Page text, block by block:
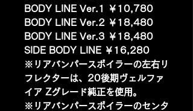
BODY LINE Ver.1 ￥10,780
BODY LINE Ver.2 ￥18,480
BODY LINE Ver.3 ￥18,480
SIDE BODY LINE ￥16,280
※リアバンパースポイラーの左右リ
フレクターは、20後期ヴェルファ
イア Zグレード純正を使用。
※リアバンパースポイラーのセンタ